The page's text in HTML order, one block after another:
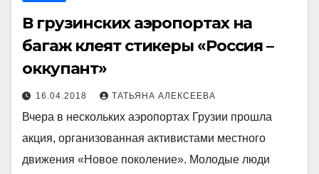
В грузинских аэропортах на
багаж клеят стикеры «Россия –
оккупант»
16.04.2018 ТАТЬЯНА АЛЕКСЕЕВА
Вчера в нескольких аэропортах Грузии прошла
акция, организованная активистами местного
движения «Новое поколение». Молодые люди